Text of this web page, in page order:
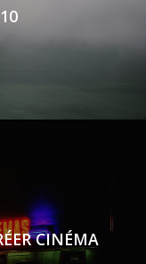
CINÉMA